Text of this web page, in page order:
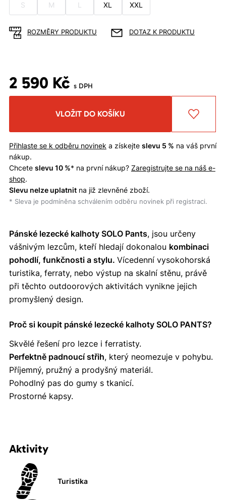
S M L XL XXL
ROZMĚRY PRODUKTU DOTAZ K PRODUKTU
2 590 Kč s DPH
VLOŽIT DO KOŠÍKU
Přihlaste se k odběru novinek a získejte slevu 5 % na váš první
nákup.
Chcete slevu 10 %* na první nákup? Zaregistrujte se na náš e-
shop.
Slevu nelze uplatnitna již zlevněné zboží.
* Sleva je podmíněna schválením odběru novinek při registraci.
Pánské lezecké kalhoty SOLO Pants, jsou určeny
vášnivým lezcům, kteří hledají dokonalou kombinaci
pohodlí, funkčnosti a stylu. Vícedenní vysokohorská
turistika, ferraty, nebo výstup na skalní stěnu, právě
při těchto outdoorových aktivitách vynikne jejich
promyšlený design.
Proč si koupit pánské lezecké kalhoty SOLO PANTS?
Skvělé řešení pro lezce i ferratisty.
Perfektně padnoucí střih, který neomezuje v pohybu.
Příjemný, pružný a prodyšný materiál.
Pohodlný pas do gumy s tkanicí.
Prostorné kapsy.
Aktivity
Turistika